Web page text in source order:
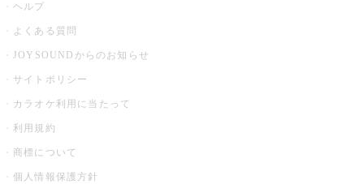
ヘルプ
よくある質問
JOYSOUNDからのお知らせ
サイトポリシー
カラオケ利用に当たって
利用規約
商標について
個人情報保護方針